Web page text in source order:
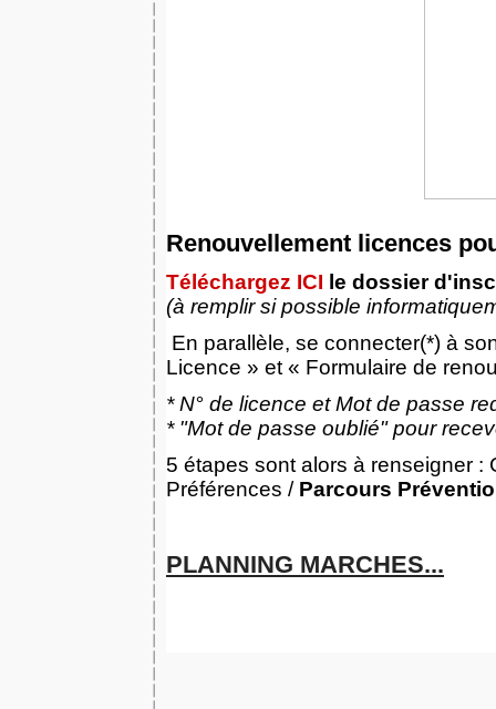
Renouvellement licences
Téléchargez ICI le dossier
(à remplir si possible
En parallèle, se connecter(*) à
Licence » et « Formulaire de
* N° de licence et Mot de passe
* "Mot de passe oublié" pour
5 étapes sont alors à renseigner :
Préférences / Parcours
PLANNING MARCHES...